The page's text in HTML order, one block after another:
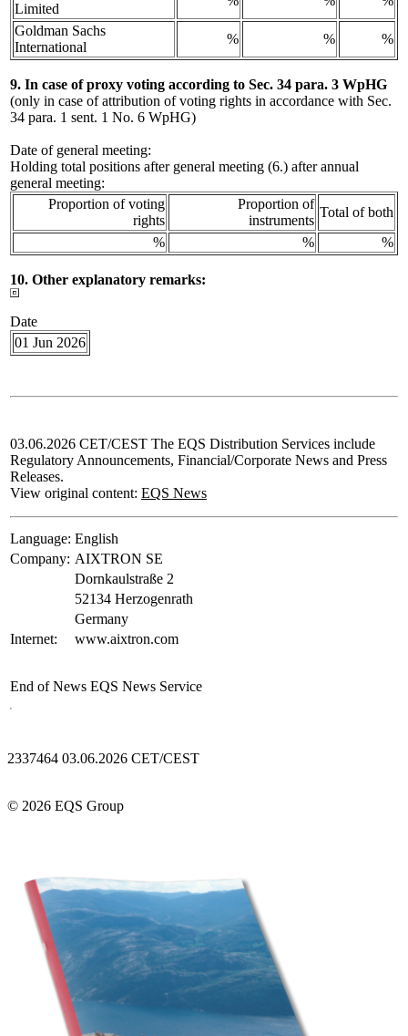
Limited
Goldman Sachs
International
% % %
9. In case of proxy voting according to Sec. 34 para. 3 WpHG
(only in case of attribution of voting rights in accordance with Sec.
34 para. 1 sent. 1 No. 6 WpHG)
Date of general meeting:
Holding total positions after general meeting (6.) after annual
general meeting:
Proportion of voting
rights
Proportion of
instruments
Total of both
%
% %
10. Other explanatory remarks:
Date
01 Jun 2026
03.06.2026 CET/CEST The EQS Distribution Services include
Regulatory Announcements, Financial/Corporate News and Press
Releases.
View original content: EQS News
Language: English
Company: AIXTRON SE
Dornkaulstraße 2
52134 Herzogenrath
Germany
Internet:
www.aixtron.com
End of News EQS News Service
2337464 03.06.2026 CET/CEST
© 2026 EQS Group